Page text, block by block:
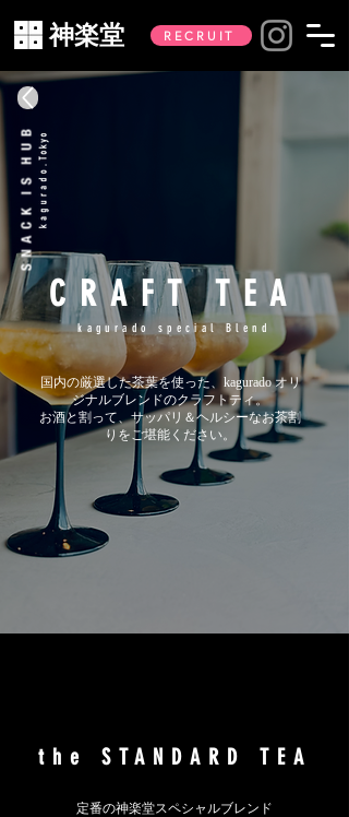
神楽堂 RECRUIT
CRAFT TEA
kagurado special Blend
国内の厳選した茶葉を使った、kagurado オリ
ジナルブレンドのクラフトティ。
​お酒と割って、サッパリ＆ヘルシーなお茶割
りをご堪能ください。
the STANDARD TEA
​定番の神楽堂スペシャルブレンド